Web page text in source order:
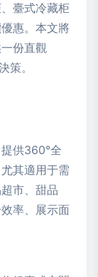
臺式冷藏柜
惠。本文將
份直觀
策。
供360°全
其適用于需
市、甜品
率、展示面